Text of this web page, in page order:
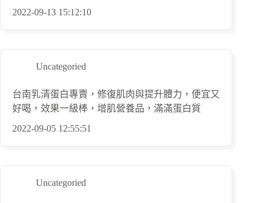
2022-09-13 15:12:10
Uncategoried
台南乳清蛋白專賣，修復肌肉與提升體力，便宜又
好喝，效果一級棒，增肌營養品，滿滿蛋白質
2022-09-05 12:55:51
Uncategoried